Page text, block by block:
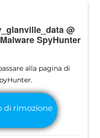
@
SpyHunter
alla pagina di